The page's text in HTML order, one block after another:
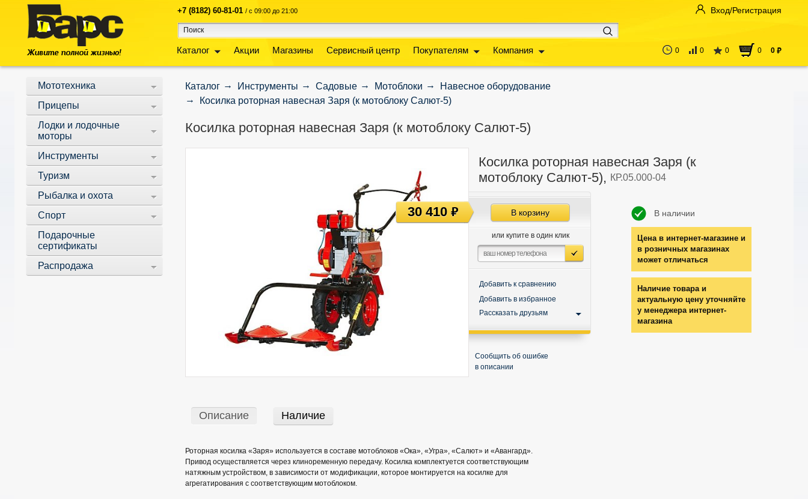
+7 (8182) 60-81-01 / с 09:00 до 21:00
Каталог Акции Магазины Сервисный центр Покупателям Компания
Вход/Регистрация
0 0 0 0 0 руб
Мототехника
Прицепы
Лодки и лодочные
моторы
Инструменты
Туризм
Рыбалка и охота
Спорт
Подарочные
сертификаты
Распродажа
Каталог Инструменты Садовые Мотоблоки
Навесное оборудование
Косилка роторная навесная Заря (к мотоблоку Салют-5)
Косилка роторная навесная Заря (к мотоблоку Салют-5)
Косилка роторная навесная Заря (к
мотоблоку Салют-5), КР.05.000-04
В наличии
Цена в интернет-магазине и
в розничных магазинах
может отличаться
Наличие товара и
актуальную цену уточняйте
у менеджера интернет-
магазина
В корзину
или купите в один клик
Добавить к сравнению
Добавить в избранное
Рассказать друзьям
Сообщить об ошибке
в описании
30 410руб
Описание Наличие
Роторная косилка «Заря» используется в составе мотоблоков «Ока», «Угра», «Салют» и «Авангард».
Привод осуществляется через клиноременную передачу. Косилка комплектуется соответствующим
натяжным устройством, в зависимости от модификации, которое монтируется на косилке для
агрегатирования с соответствующим мотоблоком.